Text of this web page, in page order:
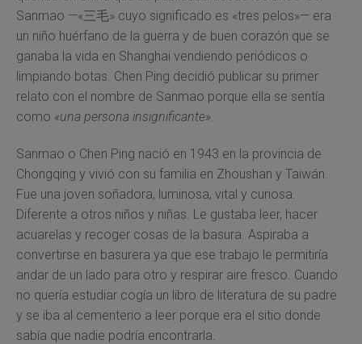
Sanmao —«三毛» cuyo significado es «tres pelos»— era
un niño huérfano de la guerra y de buen corazón que se
ganaba la vida en Shanghai vendiendo periódicos o
limpiando botas. Chen Ping decidió publicar su primer
relato con el nombre de Sanmao porque ella se sentía
como «una persona insignificante».
Sanmao o Chen Ping nació en 1943 en la provincia de
Chongqing y vivió con su familia en Zhoushan y Taiwán.
Fue una joven soñadora, luminosa, vital y curiosa.
Diferente a otros niños y niñas. Le gustaba leer, hacer
acuarelas y recoger cosas de la basura. Aspiraba a
convertirse en basurera ya que ese trabajo le permitiría
andar de un lado para otro y respirar aire fresco. Cuando
no quería estudiar cogía un libro de literatura de su padre
y se iba al cementerio a leer porque era el sitio donde
sabía que nadie podría encontrarla.